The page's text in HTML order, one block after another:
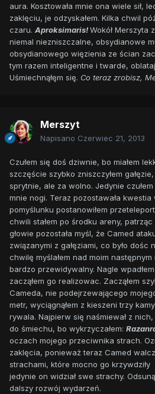
aura. Kosztowała mnie ona wiele sił,
zaklęciu, je odzyskałem. Kilka chwil
czaru. Aproksimaris!Wokół Merszyta
niemal niezniszczalne, obsydianowe
obsydianowego więzienia ze ścian
tym razem inteligentne i twarde,
Uśmiechnąłęm się. Co teraz zrobisz,
Merszyt
Napisano Czerwiec 21, 2013
Czułem się doś dziwnie, bo miałem
szczęście szybko zniszczyłem
sprytnie, ale za wolno. Jedynie
mnie nogi. Teraz pozostawała
pomyślunku postanowiłem
chwili stałem po środku areny,
głowie pozostała myśl, że Camed
związanymi z gałęziami, co było dośc
chwilę myślałem nad moim
bardzo przewidywalny. Nagle
zacząłem go realizowac. Zacząłem
Cameda, nie podejrzewającego
metr, wyciągnąłem z kieszeni trzy
rywala. Najpierw się naśmiewał z
do śmiechu, bo wykrzyczałem:
oczach mojego przeciwnika strach.
zaklęcia, ponieważ teraz Camed
strachami, które mocno go
jedynie on widział swe strachy.
dalszy rozwój wydarzeń.